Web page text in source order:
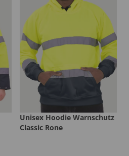
Unisex Hoodie Warnschutz
Classic Rone